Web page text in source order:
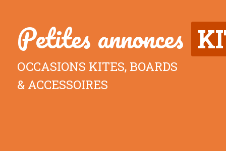
Petites annonces
OCCASIONS KITES, BOARDS
& ACCESSOIRES